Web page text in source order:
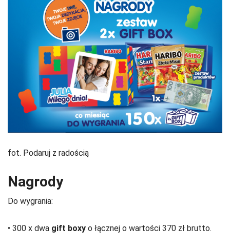
fot. Podaruj z radością
Nagrody
Do wygrania:
• 300 x dwa gift boxy o łącznej o wartości 370 zł brutto.